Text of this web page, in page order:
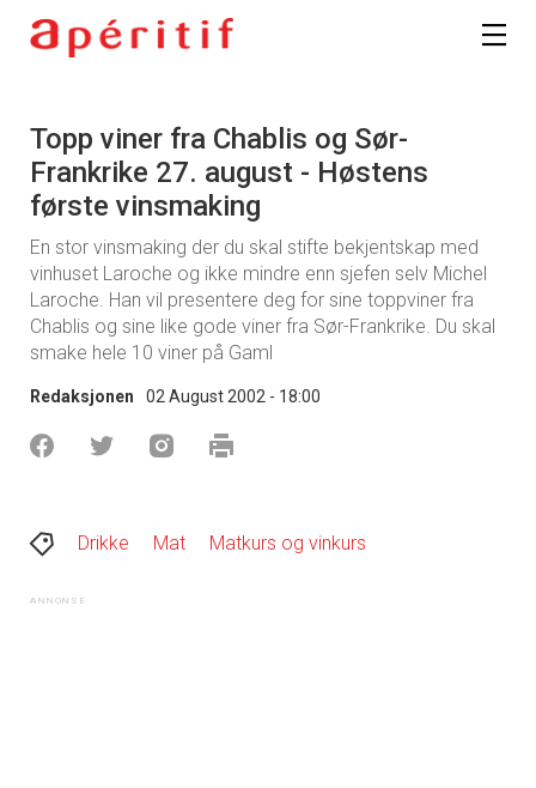
Topp viner fra Chablis og Sør-
Frankrike 27. august - Høstens
første vinsmaking
En stor vinsmaking der du skal stifte bekjentskap med
vinhuset Laroche og ikke mindre enn sjefen selv Michel
Laroche. Han vil presentere deg for sine toppviner fra
Chablis og sine like gode viner fra Sør-Frankrike. Du skal
smake hele 10 viner på Gaml
Redaksjonen 02 August 2002 - 18:00
Drikke Mat Matkurs og vinkurs